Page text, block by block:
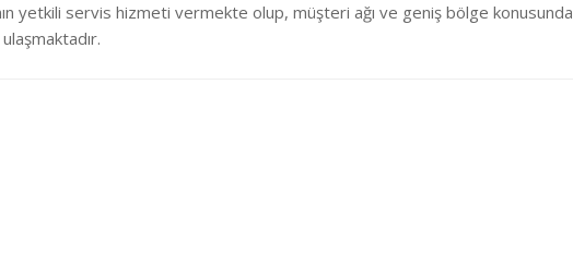
yetkili servis hizmeti vermekte olup, müşteri ağı ve geniş bölge konusunda